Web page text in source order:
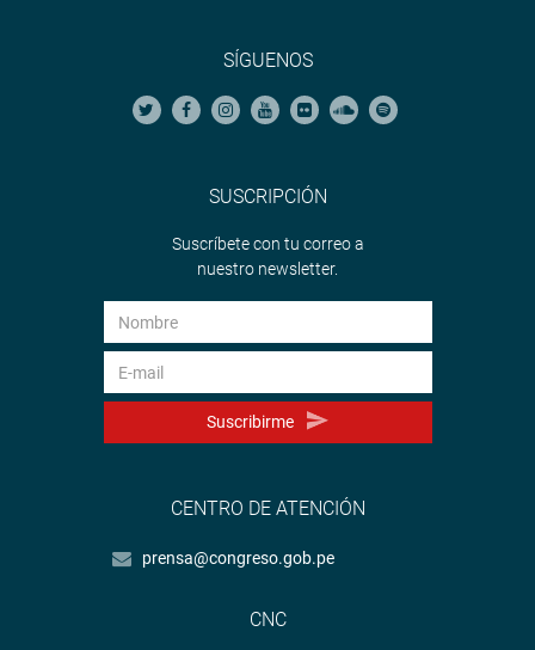
SÍGUENOS
SUSCRIPCIÓN
Suscríbete con tu correo a
nuestro newsletter.
Suscribirme
CENTRO DE ATENCIÓN
prensa@congreso.gob.pe
CNC